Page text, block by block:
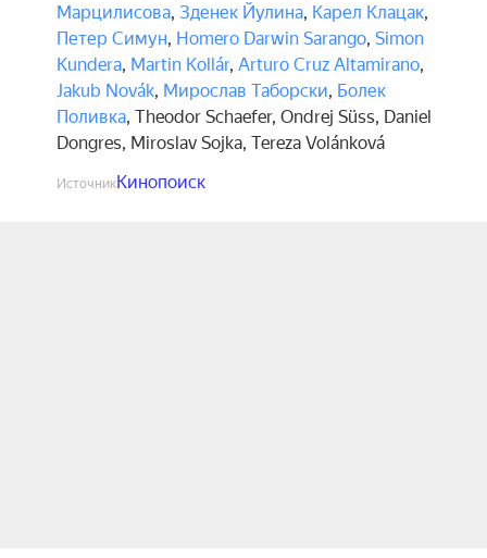
Марцилисова, Зденек Йулина, Карел Клацак,
Петер Симун, Homero Darwin Sarango, Simon
Kundera, Martin Kollár, Arturo Cruz Altamirano,
Jakub Novák, Мирослав Таборски, Болек
Поливка, Theodor Schaefer, Ondrej Süss, Daniel
Dongres, Miroslav Sojka, Tereza Volánková
ИсточникКинопоиск